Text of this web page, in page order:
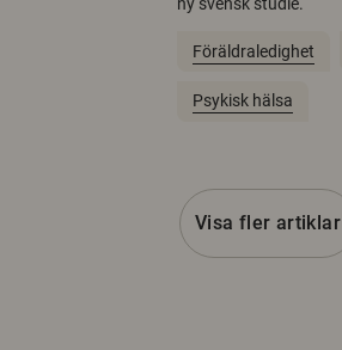
Föräldraledighet
Psykisk hälsa
Visa fler artiklar